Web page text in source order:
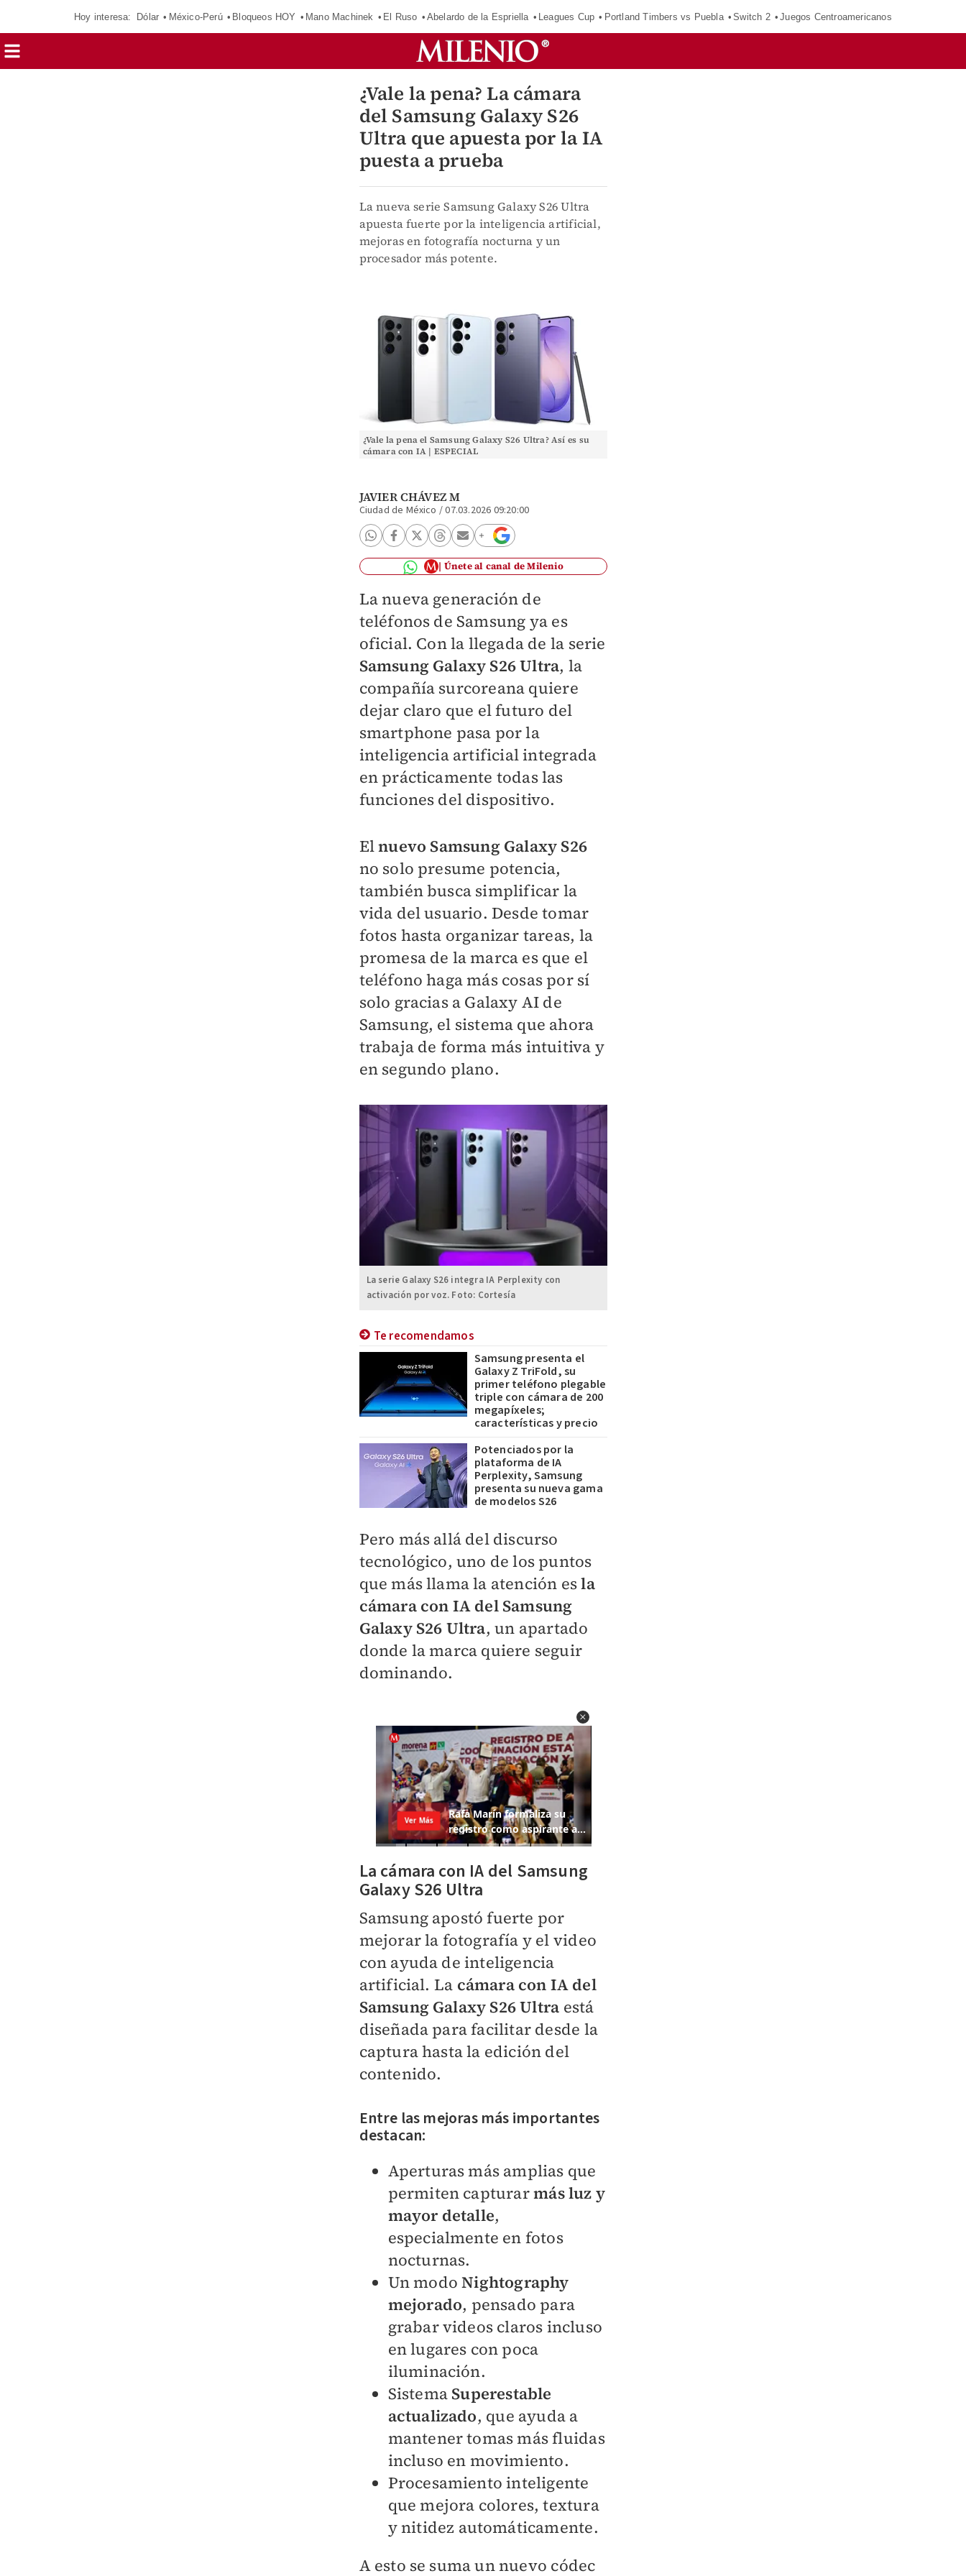
Hoy interesa: Dólar México-Perú Bloqueos HOY Mano Machinek El Ruso Abelardo de la Espriella Leagues Cup Portland Timbers vs Puebla Switch 2 Juegos Centroamericanos
¿Vale la pena? La cámara
del Samsung Galaxy S26
Ultra que apuesta por la IA
puesta a prueba
La nueva serie Samsung Galaxy S26 Ultra
apuesta fuerte por la inteligencia artificial,
mejoras en fotografía nocturna y un
procesador más potente.
¿Vale la pena el Samsung Galaxy S26 Ultra? Así es su
cámara con IA | ESPECIAL
JAVIER CHÁVEZ M
Ciudad de México /07.03.2026 09:20:00
Únete al canal de Milenio
La nueva generación de
teléfonos de Samsung ya es
oficial. Con la llegada de la serie
Samsung Galaxy S26 Ultra, la
compañía surcoreana quiere
dejar claro que el futuro del
smartphone pasa por la
inteligencia artificial integrada
en prácticamente todas las
funciones del dispositivo.
Elnuevo Samsung Galaxy S26
no solo presume potencia,
también busca simplificar la
vida del usuario. Desde tomar
fotos hasta organizar tareas, la
promesa de la marca es que el
teléfono haga más cosas por sí
solo gracias a Galaxy AI de
Samsung, el sistema que ahora
trabaja de forma más intuitiva y
en segundo plano.
La serie Galaxy S26 integra IA Perplexity con
activación por voz. Foto: Cortesía
Te recomendamos
Samsung presenta el
Galaxy Z TriFold, su
primer teléfono plegable
triple con cámara de 200
megapíxeles;
características y precio
Potenciados por la
plataforma de IA
Perplexity, Samsung
presenta su nueva gama
de modelos S26
Pero más allá del discurso
tecnológico, uno de los puntos
que más llama la atención esla
cámara con IA del Samsung
Galaxy S26 Ultra, un apartado
donde la marca quiere seguir
dominando.
La cámara con IA del Samsung
Galaxy S26 Ultra
Samsung apostó fuerte por
mejorar la fotografía y el video
con ayuda de inteligencia
artificial. La cámara con IA del
Samsung Galaxy S26 Ultra está
diseñada para facilitar desde la
captura hasta la edición del
contenido.
Entre las mejoras más importantes
destacan:
Aperturas más amplias que
permiten capturarmás luz y
mayor detalle,
especialmente en fotos
nocturnas.
Un modoNightography
mejorado, pensado para
grabar videos claros incluso
en lugares con poca
iluminación.
Sistema Superestable
actualizado, que ayuda a
mantener tomas más fluidas
incluso en movimiento.
Procesamiento inteligente
que mejora colores, textura
y nitidez automáticamente.
A esto se suma un nuevo códec